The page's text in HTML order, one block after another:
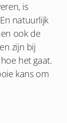
is
natuurlijk
ook de
zijn bij
het gaat.
kans om